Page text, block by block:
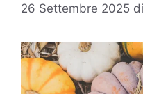
26 Settembre 2025 di